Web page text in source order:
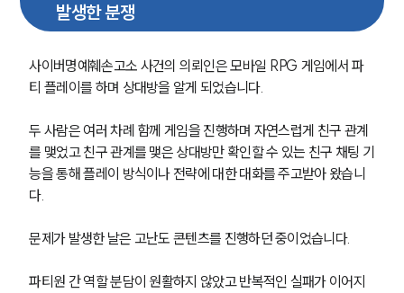
발생한 분쟁
사이버명예훼손고소 사건의 의뢰인은 모바일 RPG 게임에서 파
티 플레이를 하며 상대방을 알게 되었습니다.
두 사람은 여러 차례 함께 게임을 진행하며 자연스럽게 친구 관계
를 맺었고 친구 관계를 맺은 상대방만 확인할 수 있는 친구 채팅 기
능을 통해 플레이 방식이나 전략에 대한 대화를 주고받아 왔습니
다.
문제가 발생한 날은 고난도 콘텐츠를 진행하던 중이었습니다.
파티원 간 역할 분담이 원활하지 않았고 반복적인 실패가 이어지